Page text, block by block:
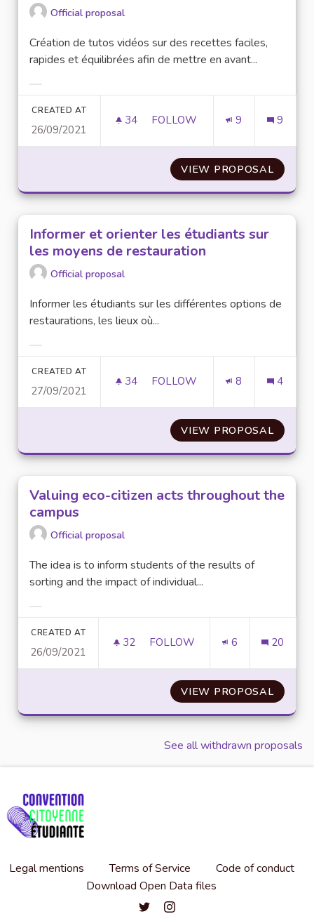
Official proposal
Création de tutos vidéos sur des recettes faciles,
rapides et équilibrées afin de mettre en avant...
CREATED AT
26/09/2021
34 34 FOLLOWERS
FOLLOW 9 9
VIEW PROPOSALDES
Informer et orienter les étudiants sur
les moyens de restauration
Official proposal
Informer les étudiants sur les différentes options de
restaurations, les lieux où...
CREATED AT
27/09/2021
34 34 FOLLOWERS
FOLLOW 8 4
VIEW PROPOSAL
Valuing eco-citizen acts throughout the
campus
Official proposal
The idea is to inform students of the results of
sorting and the impact of individual...
CREATED AT
26/09/2021
32 32 FOLLOWERS
FOLLOW 6 20
VIEW PROPOSAL
See all withdrawn proposals
Legal mentions Terms of Service
Code of conduct
Download Open Data files
Convention citoyenne étudiante
Convention citoyenne